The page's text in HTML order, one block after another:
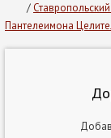
/
Пантелеимона